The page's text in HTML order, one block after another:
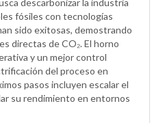
fósiles con tecnologías
sido exitosas, demostrando
directas de CO₂. El horno
y un mejor control
del proceso en
pasos incluyen escalar el
su rendimiento en entornos